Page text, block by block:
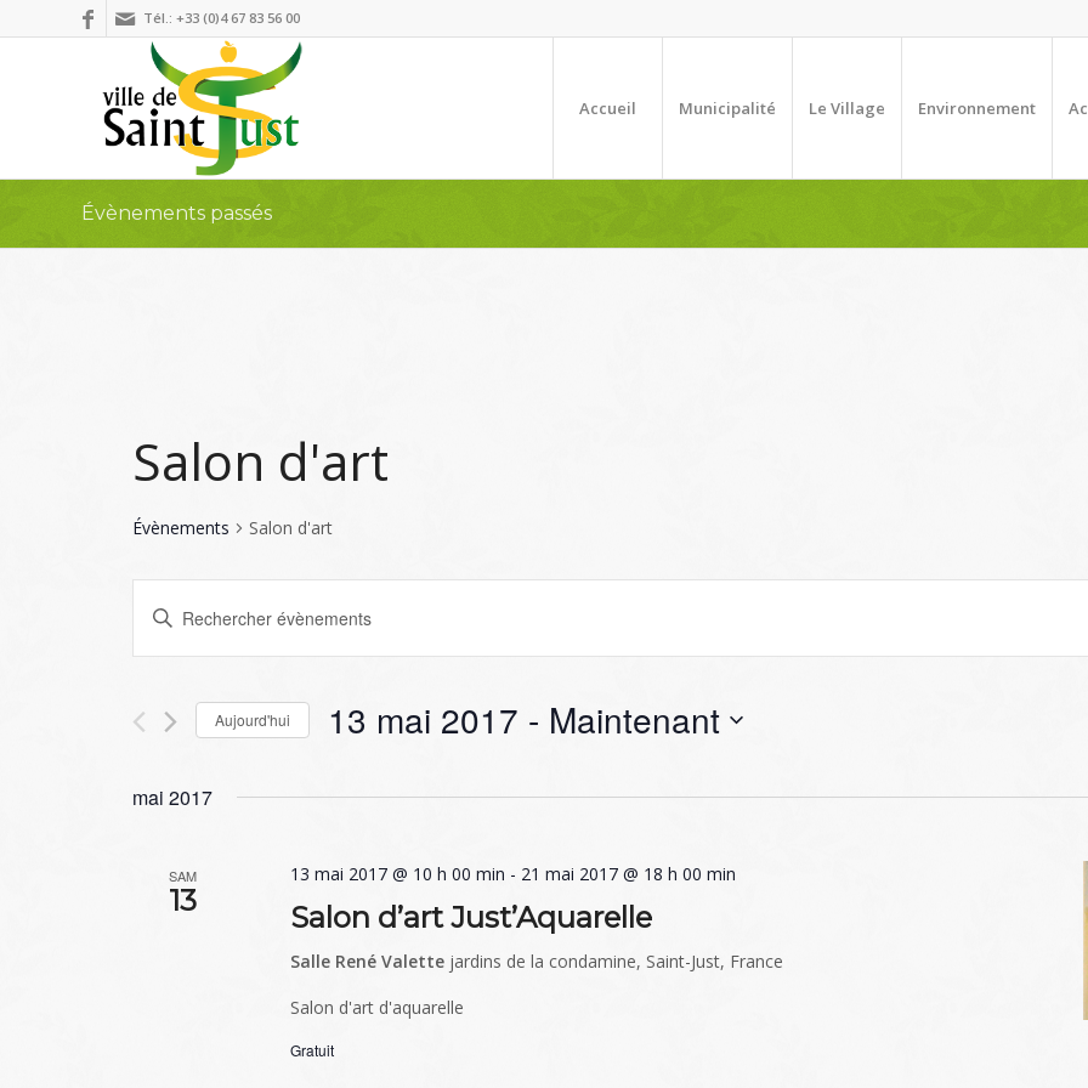
Tél.: +33 (0)4 67 83 56 00
Accueil Municipalité Le Village Environnement
Évènements passés
Salon d'art
Évènements Salon d'art
Recherche
et
de
vues
Saisir
Rechercher
par
Aujourd'hui 13 mai 2017 - Maintenant
une
mai 2017
SAM
13
13 mai 2017 @ 10 h 00 min - 21 mai 2017 @ 18 h 00 min
Salon d’art Just’Aquarelle
Salle René Valette jardins de la condamine, Saint-Just, France
Salon d'art d'aquarelle
Gratuit